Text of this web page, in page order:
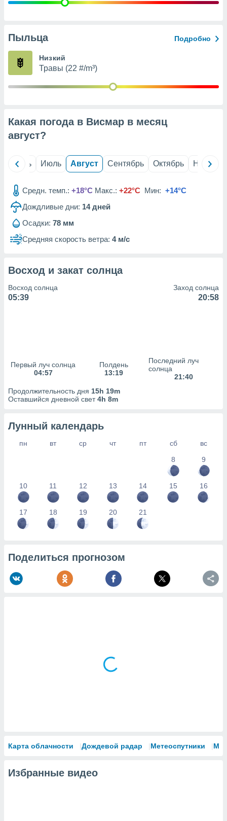
рекламы
сведения
1199
Пыльца Подробно
Низкий
Травы (22 #/m³)
Какая погода в Висмар в месяц
август?
Июнь Июль Август Сентябрь Октябрь Ноябрь
Средн. темп.: +18°C Макс.: +22°C Мин: +14°C
Дождливые дни: 14дней
Осадки: 78 мм
Средняя скорость ветра: 4 м/с
Восход и закат солнца
Восход солнца
05:39
Заход солнца
20:58
Первый луч солнца
04:57
Полдень
13:19
Последний луч
солнца
21:40
Продолжительность дня 15h 19m
Оставшийся дневной свет4h 8m
Лунный календарь
пн вт ср чт пт сб
вс
8
9
10 11 12 13 14 15 16
17 18 19 20 21
Поделиться прогнозом
Карта облачности Дождевой радар Метеоспутники
Избранные видео